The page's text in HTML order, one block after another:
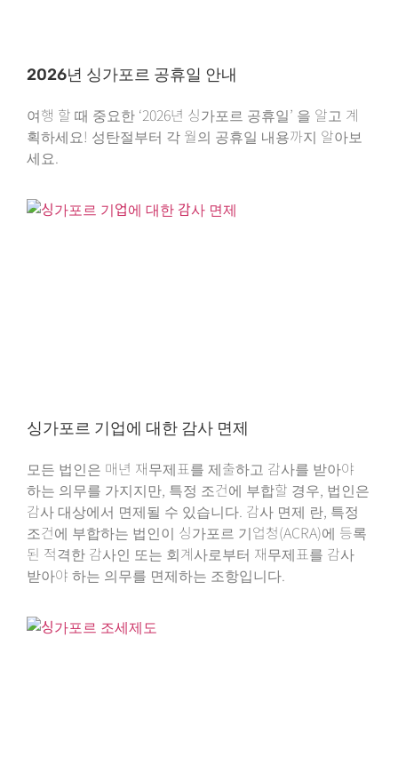
2026년 싱가포르 공휴일 안내
여행 할 때 중요한 ‘2026년 싱가포르 공휴일’ 을 알고 계
획하세요! 성탄절부터 각 월의 공휴일 내용까지 알아보
세요.
싱가포르 기업에 대한 감사 면제
모든 법인은 매년 재무제표를 제출하고 감사를 받아야
하는 의무를 가지지만, 특정 조건에 부합할 경우, 법인은
감사 대상에서 면제될 수 있습니다. 감사 면제 란, 특정
조건에 부합하는 법인이 싱가포르 기업청(ACRA)에 등록
된 적격한 감사인 또는 회계사로부터 재무제표를 감사
받아야 하는 의무를 면제하는 조항입니다.